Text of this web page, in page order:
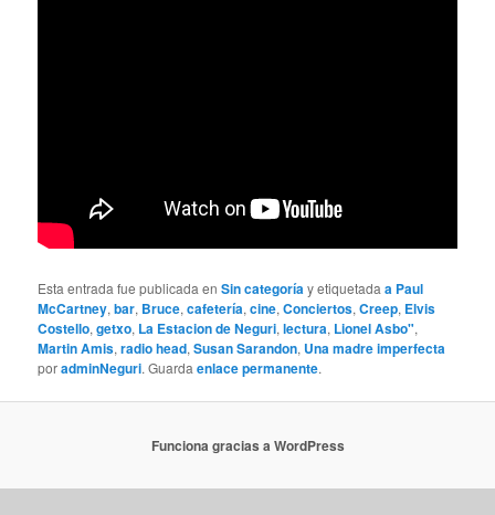
Esta entrada fue publicada enSin categoría y etiquetadaa Paul
McCartney,bar, Bruce,cafetería,cine,Conciertos,Creep, Elvis
Costello,getxo, La Estacion de Neguri,lectura, Lionel Asbo",
Martin Amis,radio head,Susan Sarandon, Una madre imperfecta
poradminNeguri. Guardaenlace permanente.
Funciona gracias a WordPress